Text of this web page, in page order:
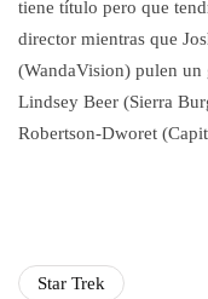
tiene título pero que
director mientras que
(WandaVision) pulen un
Lindsey Beer (Sierra
Robertson-Dworet
Star Trek